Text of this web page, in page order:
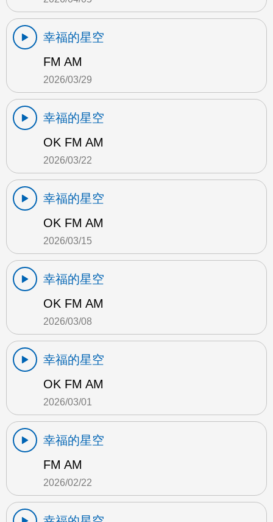
幸福的星空
FM AM
2026/03/29
幸福的星空
OK FM AM
2026/03/22
幸福的星空
OK FM AM
2026/03/15
幸福的星空
OK FM AM
2026/03/08
幸福的星空
OK FM AM
2026/03/01
幸福的星空
FM AM
2026/02/22